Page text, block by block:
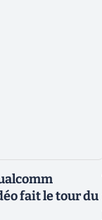
fait le tour du